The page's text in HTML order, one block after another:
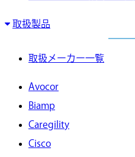
取扱製品
取扱メーカー一覧
Avocor
Biamp
Caregility
Cisco